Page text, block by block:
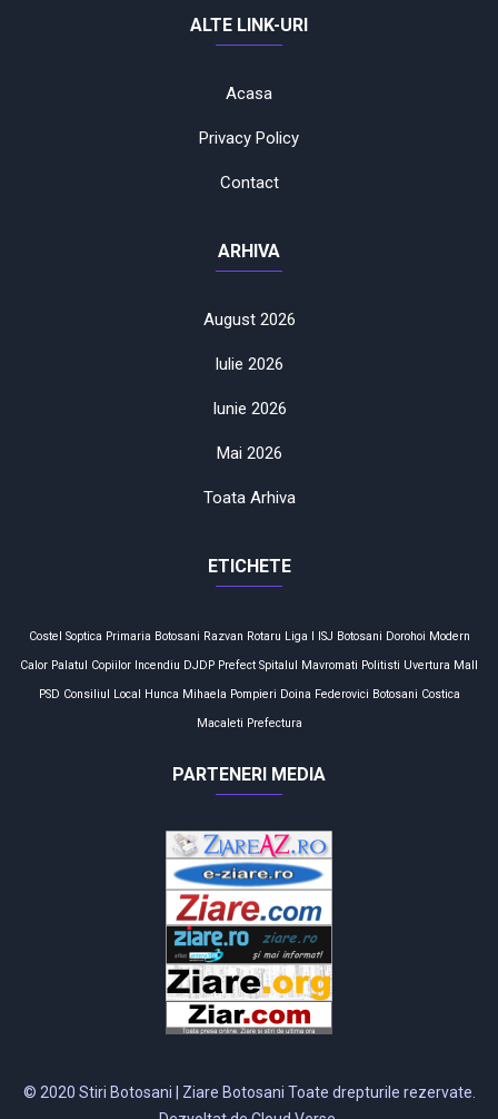
ALTE LINK-URI
Acasa
Privacy Policy
Contact
ARHIVA
August 2026
Iulie 2026
Iunie 2026
Mai 2026
Toata Arhiva
ETICHETE
Costel Soptica Primaria Botosani Razvan Rotaru Liga I ISJ Botosani Dorohoi Modern
Calor Palatul Copiilor Incendiu DJDP Prefect Spitalul Mavromati Politisti Uvertura Mall
PSD Consiliul Local Hunca Mihaela Pompieri Doina Federovici Botosani Costica
Macaleti Prefectura
PARTENERI MEDIA
© 2020 Stiri Botosani | Ziare Botosani Toate drepturile rezervate.